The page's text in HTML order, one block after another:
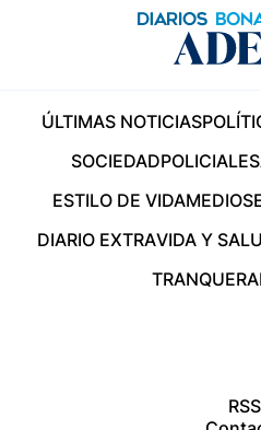
ÚLTIMAS NOTICIAS
SOCIEDADPOLICIALES
ESTILO DE VIDAMEDIOS
DIARIO EXTRAVIDA Y
TRANQUERA
RSS